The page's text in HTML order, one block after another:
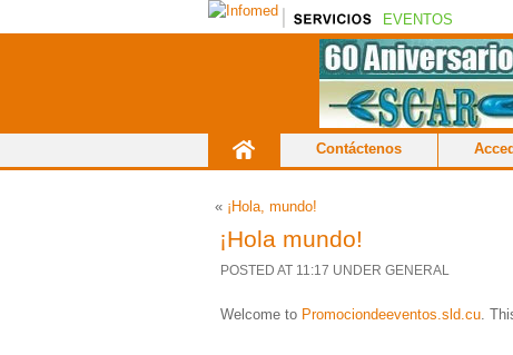
EVENTOS
Contáctenos
« ¡Hola, mundo!
¡Hola mundo!
POSTED AT 11:17 UNDER GENERAL
Welcome to Promociondeeventos.sld.cu.